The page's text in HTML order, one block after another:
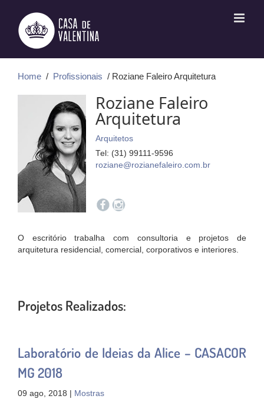
conteúdo
Home / Profissionais / Roziane Faleiro Arquitetura
Roziane Faleiro
Arquitetura
Arquitetos
Tel: (31) 99111-9596
roziane@rozianefaleiro.com.br
O escritório trabalha com consultoria e projetos de
arquitetura residencial, comercial, corporativos e interiores.
Projetos Realizados:
Laboratório de Ideias da Alice – CASACOR
MG 2018
09 ago, 2018 |
Mostras